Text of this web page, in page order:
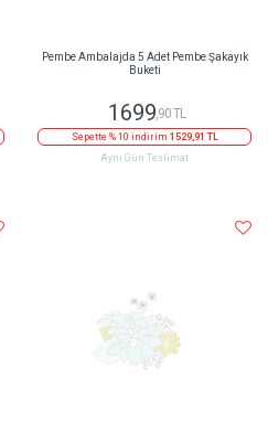
Pembe Ambalajda 5 Adet Pembe Şakayık
Buketi
1699,90 TL
Sepette % 10 indirim 1529,91 TL
Aynı Gün Teslimat